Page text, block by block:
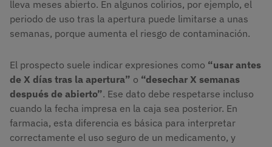
lleva meses abierto. En algunos colirios, por ejemplo, el
periodo de uso tras la apertura puede limitarse a unas
semanas, porque aumenta el riesgo de contaminación.
El prospecto suele indicar expresiones como “usar antes
de X días tras la apertura” o “desechar X semanas
después de abierto”. Ese dato debe respetarse incluso
cuando la fecha impresa en la caja sea posterior. En
farmacia, esta diferencia es básica para interpretar
correctamente el uso seguro de un medicamento, y